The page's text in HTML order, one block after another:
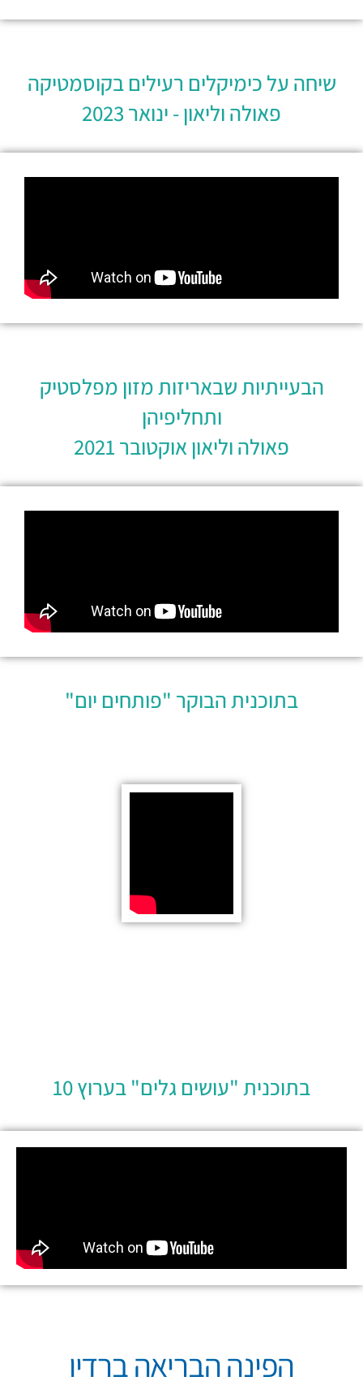
שיחה על כימיקלים רעילים בקוסמטיקה
פאולה וליאון - ינואר 2023
הבעייתיות שבאריזות מזון מפלסטיק
ותחליפיהן
פאולה וליאון אוקטובר 2021
בתוכנית הבוקר "פותחים יום"​
בתוכנית "עושים גלים" בערוץ 10
הפינה הבריאה ברדיו